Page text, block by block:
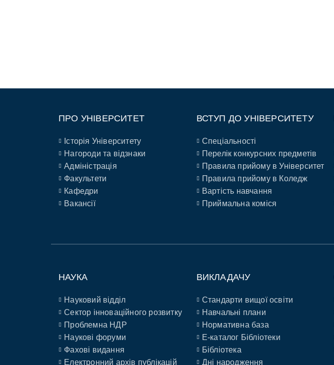
ПРО УНІВЕРСИТЕТ
Історія Університету
Нагороди та відзнаки
Адміністрація
Факультети
Кафедри
Вакансії
ВСТУП ДО УНІВЕРСИТЕТУ
Спеціальності
Перелік конкурсних предметів
Правила прийому в Університет
Правила прийому в Коледж
Вартість навчання
Приймальна коміся
НАУКА
Науковий відділ
Сектор інноваційного розвитку
Проблемна НДР
Наукові форуми
Фахові видання
Електронний архів публікацій
ВИКЛАДАЧУ
Стандарти вищої освіти
Навчальні плани
Нормативна база
E-каталог Бібліотеки
Бібліотека
Дні народження